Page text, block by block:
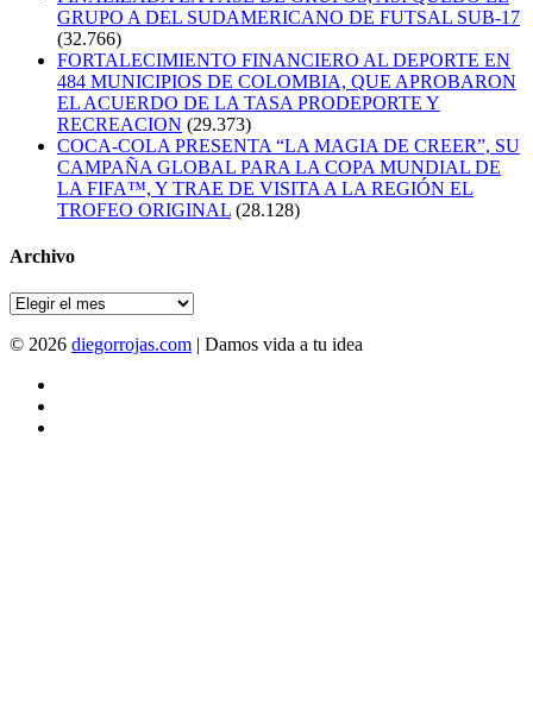
GRUPO A DEL SUDAMERICANO DE FUTSAL SUB-17
(32.766)
FORTALECIMIENTO FINANCIERO AL DEPORTE EN
484 MUNICIPIOS DE COLOMBIA, QUE APROBARON
EL ACUERDO DE LA TASA PRODEPORTE Y
RECREACION (29.373)
COCA-COLA PRESENTA “LA MAGIA DE CREER”, SU
CAMPAÑA GLOBAL PARA LA COPA MUNDIAL DE
LA FIFA™, Y TRAE DE VISITA A LA REGIÓN EL
TROFEO ORIGINAL (28.128)
Archivo
Archivo
© 2026 diegorrojas.com | Damos vida a tu idea